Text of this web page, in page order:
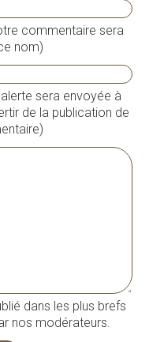
commentaire sera
nom)
sera envoyée à
de la publication de
dans les plus brefs
nos modérateurs.